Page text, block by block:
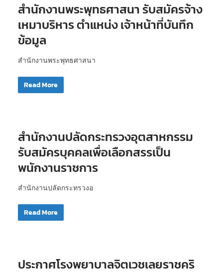
สำนักงานพระพุทธศาสนา รับสมัครจ้าง
เหมาบริหาร ตำแหน่ง เจ้าหน้าที่บันทึก
ข้อมูล
สำนักงานพระพุทธศาสนา
Read More
สำนักงานปลัดกระทรวงอุตสาหกรรม
รับสมัครบุคคลเพื่อเลือกสรรเป็น
พนักงานราชการ
สำนักงานปลัดกระทรวงอ
Read More
ประกาศโรงพยาบาลจิตเวชเลยราชคริ